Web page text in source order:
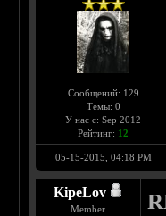
Сообщений: 129
Темы: 0
У нас с: Sep 2012
Рейтинг: 12
05-15-2015, 04:18 PM
KipeLov
Member